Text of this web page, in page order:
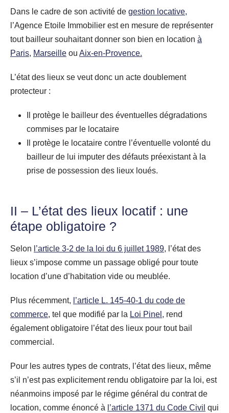
Dans le cadre de son activité de gestion locative,
l’Agence Etoile Immobilier est en mesure de représenter
tout bailleur souhaitant donner son bien en location à
Paris, Marseille ou Aix-en-Provence.
L’état des lieux se veut donc un acte doublement
protecteur :
Il protège le bailleur des éventuelles dégradations
commises par le locataire
Il protège le locataire contre l’éventuelle volonté du
bailleur de lui imputer des défauts préexistant à la
prise de possession des lieux loués.
II – L’état des lieux locatif : une
étape obligatoire ?
Selon l’article 3-2 de la loi du 6 juillet 1989, l’état des
lieux s’impose comme un passage obligé pour toute
location d’une d’habitation vide ou meublée.
Plus récemment, l’article L. 145-40-1 du code de
commerce, tel que modifié par la Loi Pinel, rend
également obligatoire l’état des lieux pour tout bail
commercial.
Pour les autres types de contrats, l’état des lieux, même
s’il n’est pas explicitement rendu obligatoire par la loi, est
néanmoins imposé par le régime général du contrat de
location, comme énoncé à l’article 1371 du Code Civil qui